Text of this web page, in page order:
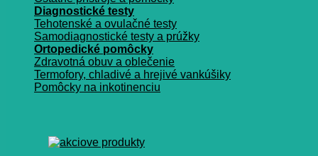
Diagnostické testy
Tehotenské a ovulačné testy
Samodiagnostické testy a prúžky
Ortopedické pomôcky
Zdravotná obuv a oblečenie
Termofory, chladivé a hrejivé vankúšiky
Pomôcky na inkotinenciu